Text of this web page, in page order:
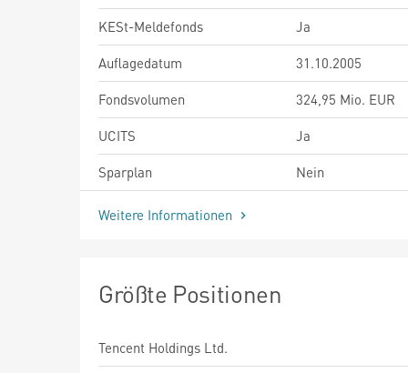
KESt-Meldefonds
Ja
Auflagedatum
31.10.2005
Fondsvolumen
324,95 Mio. EUR
UCITS
Ja
Sparplan
Nein
Weitere Informationen
Größte Positionen
Tencent Holdings Ltd.